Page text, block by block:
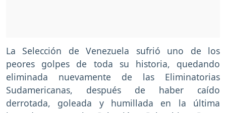
La Selección de Venezuela sufrió uno de los
peores golpes de toda su historia, quedando
eliminada nuevamente de las Eliminatorias
Sudamericanas, después de haber caído
derrotada, goleada y humillada en la última